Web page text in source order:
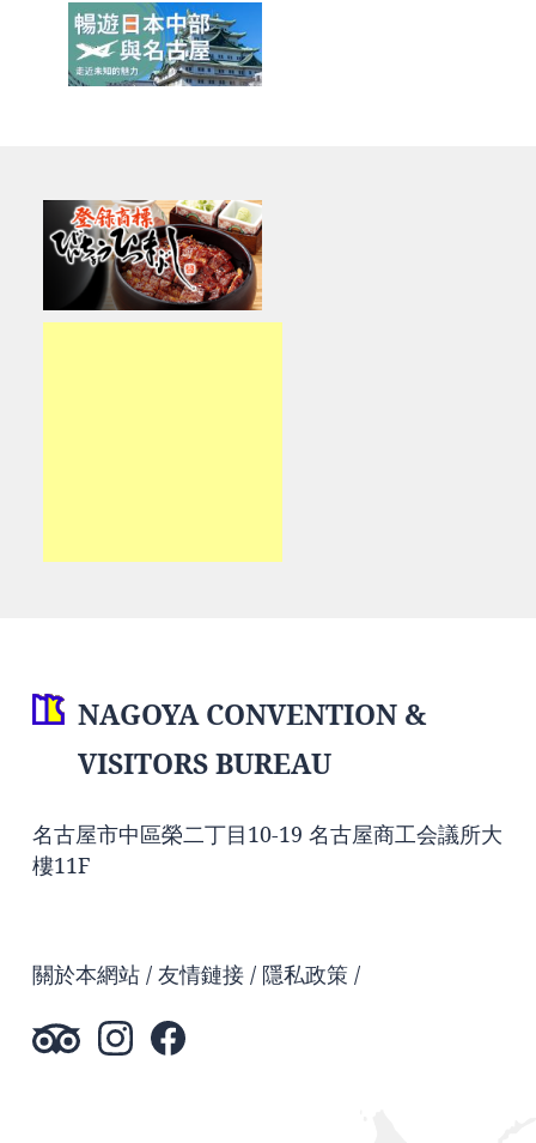
NAGOYA CONVENTION &
VISITORS BUREAU
名古屋市中區榮二丁目10-19 名古屋商工会議所大
樓11F
關於本網站 友情鏈接 隱私政策